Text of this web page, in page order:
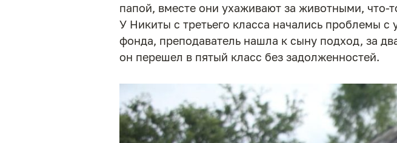
папой, вместе они ухаживают за животными, что-
У Никиты с третьего класса начались проблемы
фонда, преподаватель нашла к сыну подход, за
он перешел в пятый класс без задолженностей.